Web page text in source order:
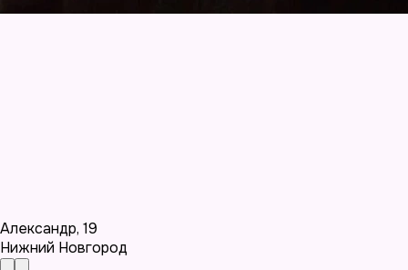
Александр, 19
Нижний Новгород